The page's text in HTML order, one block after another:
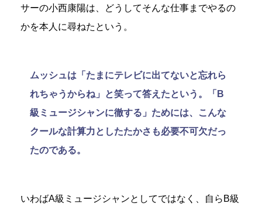
サーの小西康陽は、どうしてそんな仕事までやるの
かを本人に尋ねたという。
ムッシュは「たまにテレビに出てないと忘れら
れちゃうからね」と笑って答えたという。「B
級ミュージシャンに徹する」ためには、こんな
クールな計算力としたたかさも必要不可欠だっ
たのである。
いわばA級ミュージシャンとしてではなく、自らB級